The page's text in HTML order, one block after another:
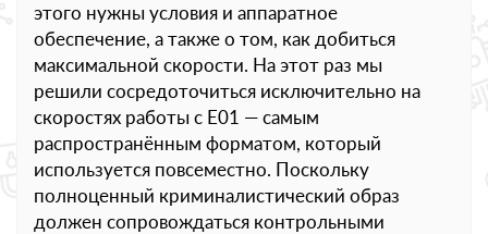
этого нужны условия и аппаратное
обеспечение, а также о том, как добиться
максимальной скорости. На этот раз мы
решили сосредоточиться исключительно на
скоростях работы с E01 — самым
распространённым форматом, который
используется повсеместно. Поскольку
полноценный криминалистический образ
должен сопровождаться контрольными